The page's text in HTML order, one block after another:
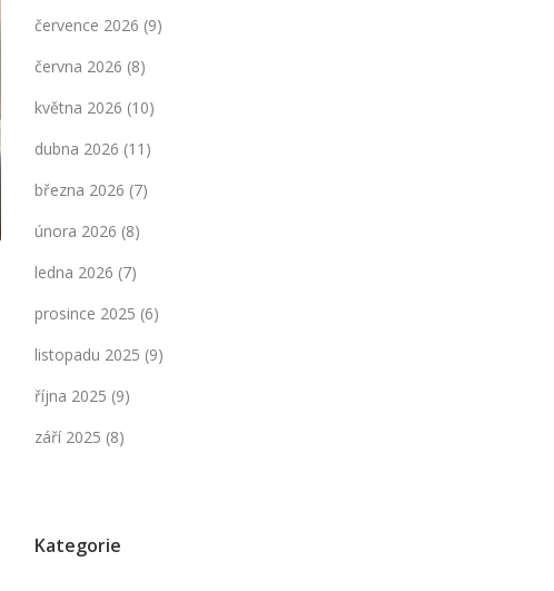
července 2026 (9)
června 2026 (8)
května 2026 (10)
dubna 2026 (11)
března 2026 (7)
února 2026 (8)
ledna 2026 (7)
prosince 2025 (6)
listopadu 2025 (9)
října 2025 (9)
září 2025 (8)
Kategorie